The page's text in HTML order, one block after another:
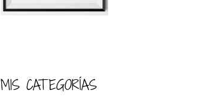
MIS CATEGORÍAS